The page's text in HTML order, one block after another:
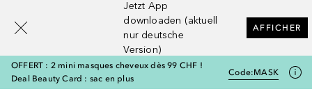
Jetzt App
downloaden (aktuell
nur deutsche
Version)
AFFICHER
OFFERT : 2 mini masques cheveux dès 99 CHF !
Deal Beauty Card : sac en plus
Code:MASK
[navigation.slideout.screenreader]